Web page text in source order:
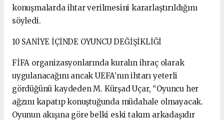
konuşmalarda ihtar verilmesini kararlaştırıldığını
söyledi.
10 SANİYE İÇİNDE OYUNCU DEĞİŞİKLİĞİ
FİFA organizasyonlarında kuralın ihraç olarak
uygulanacağını ancak UEFA’nın ihtarı yeterli
gördüğünü kaydeden M. Kürşad Uçar, “Oyuncu her
ağzını kapatıp konuştuğunda müdahale olmayacak.
Oyunun akışına göre belki eski takım arkadaşıdır